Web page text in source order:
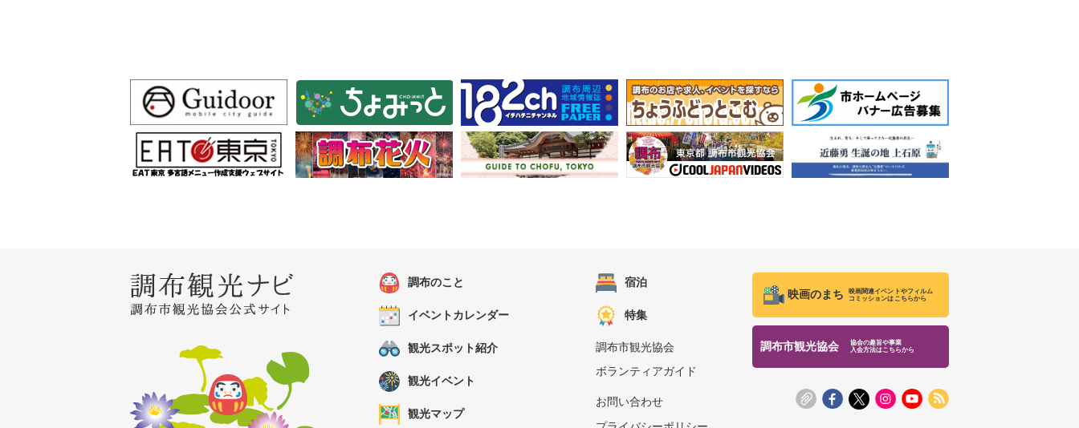
調布のこと
イベントカレンダー
観光スポット紹介
観光イベント
観光マップ
宿泊
特集
調布市観光協会
ボランティアガイド
お問い合わせ
映画のまち
映画関連イベントやフィルム
コミッションはこちらから
調布市観光協会
協会の趣旨や事業
入会方法はこちらから